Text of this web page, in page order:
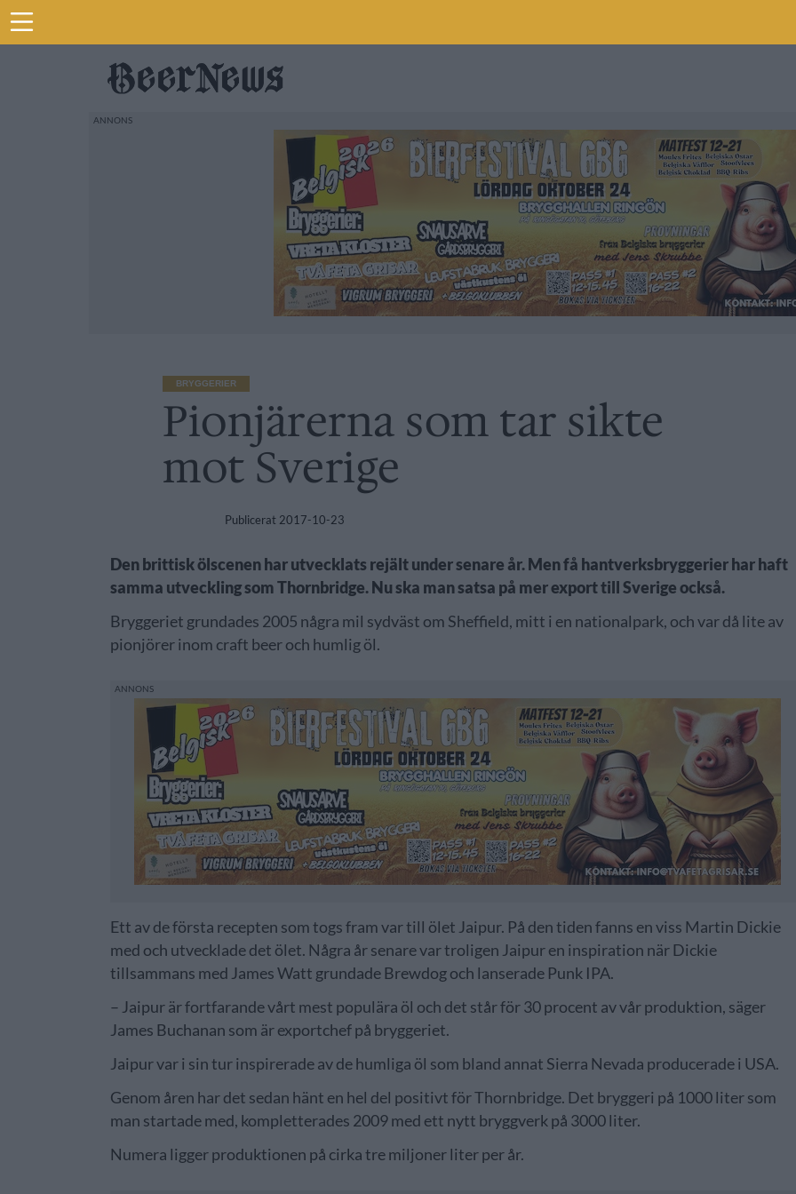
BRYGGERIER
Pionjärerna som tar sikte
mot Sverige
Publicerat 2017-10-23
Den brittisk ölscenen har utvecklats rejält under senare år. Men få hantverksbryggerier har haft
samma utveckling som Thornbridge. Nu ska man satsa på mer export till Sverige också.
Bryggeriet grundades 2005 några mil sydväst om Sheffield, mitt i en nationalpark, och var då lite av
pionjörer inom craft beer och humlig öl.
Ett av de första recepten som togs fram var till ölet Jaipur. På den tiden fanns en viss Martin Dickie
med och utvecklade det ölet. Några år senare var troligen Jaipur en inspiration när Dickie
tillsammans med James Watt grundade Brewdog och lanserade Punk IPA.
– Jaipur är fortfarande vårt mest populära öl och det står för 30 procent av vår produktion, säger
James Buchanan som är exportchef på bryggeriet.
Jaipur var i sin tur inspirerade av de humliga öl som bland annat Sierra Nevada producerade i USA.
Genom åren har det sedan hänt en hel del positivt för Thornbridge. Det bryggeri på 1000 liter som
man startade med, kompletterades 2009 med ett nytt bryggverk på 3000 liter.
Numera ligger produktionen på cirka tre miljoner liter per år.